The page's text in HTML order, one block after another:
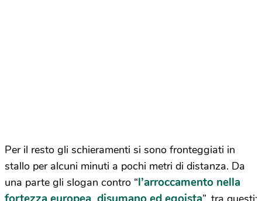
Per il resto gli schieramenti si sono fronteggiati in
stallo per alcuni minuti a pochi metri di distanza. Da
una parte gli slogan contro “l’arroccamento nella